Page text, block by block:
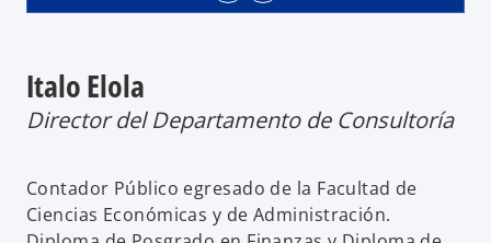
Italo Elola
Director del Departamento de Consultoría
Contador Público egresado de la Facultad de
Ciencias Económicas y de Administración.